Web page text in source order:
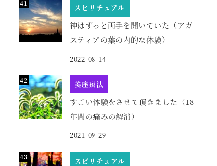
スピリチュアル
神はずっと両手を開いていた（アガ
スティアの葉の内的な体験）
2022-08-14
美座療法
すごい体験をさせて頂きました（18
年間の痛みの解消）
2021-09-29
スピリチュアル